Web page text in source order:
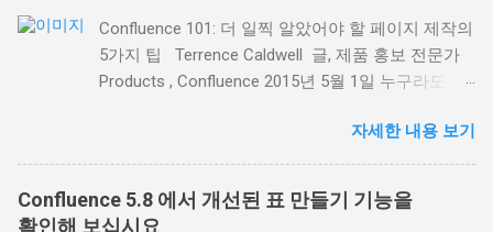
등을 통한 관련 페이지의 정보 표시 레이블 콘텐츠
매크로 ( Content by Label macro ) 는 동일한 페이
지 레이블을 사용해 관련 페이지 목록을 동적으로
더 좋아졌기 때문입니다. 예를 들어, Confluence 내
고객 면담 내용을 기록한 모든 페이지를 레이블 콘
텐츠 매크로를 사용해 목록으로 표시할 수 있습니
다. 다음과 같이 페이지 표시 기준 옵션이 추가되었
Confluence 101: 더 일찍 알았어야 할 페이지 제작의
5가지 팁 Terrence Caldwell 글, 제품 홍보 전문가
Products , Confluence 2015년 5월 1일 누구라도
페이지가 얼마나 강력한지, 그리고 페이지로 컨텐츠
를 만들려면 얼마간의 연습이 필요하다는 것을 아실
겁니다. Confluence를 성공적으로 사용하려면 온라
인 컨텐츠 제작 의 장점과 유용성을 이해하는 것이
자세한 내용 보기
Confluence 5.8 에서 개선된 표 만들기 기능을
확인해 보십시요